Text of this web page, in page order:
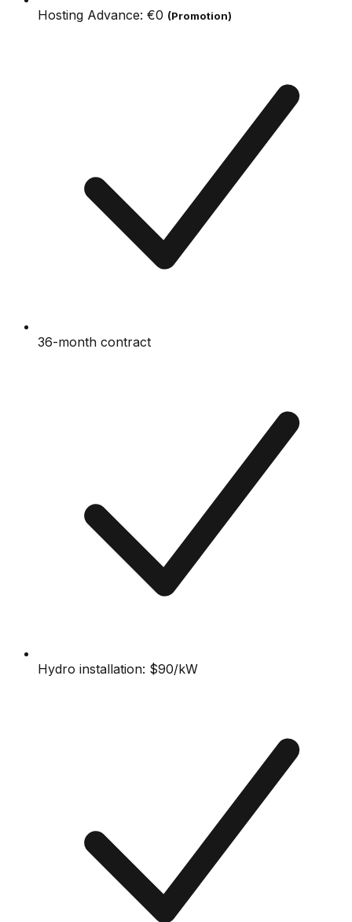
Hosting Advance: €0 (Promotion)
36-month contract
Hydro installation: $90/kW